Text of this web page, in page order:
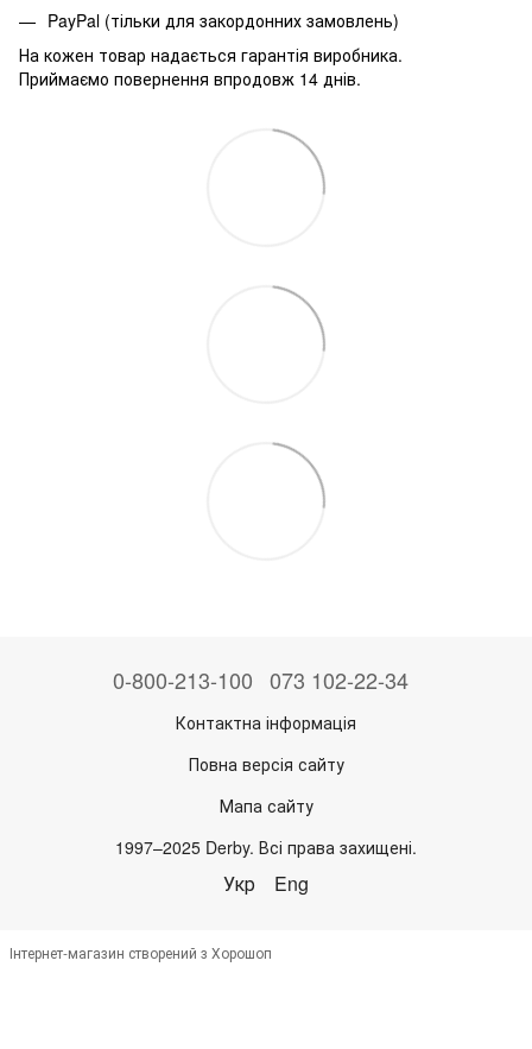
PayPal (тільки для закордонних замовлень)
На кожен товар надається гарантія виробника.
Приймаємо повернення впродовж 14 днів.
0-800-213-100 073 102-22-34
Контактна інформація
Повна версія сайту
Мапа сайту
1997–2025 Derby. Всі права захищені.
Укр Eng
Інтернет-магазин створений з Хорошоп